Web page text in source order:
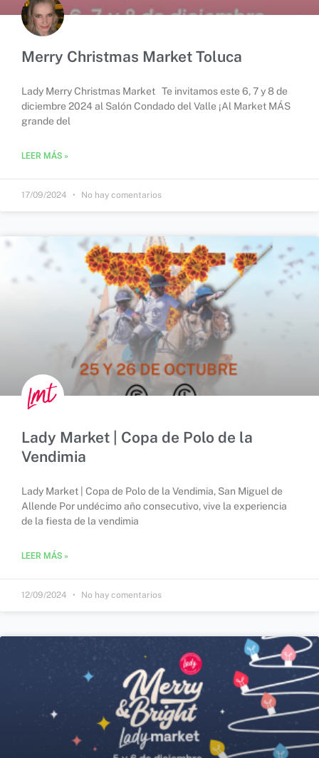
Merry Christmas Market Toluca
Lady Merry Christmas Market Te invitamos este 6, 7 y 8 de
diciembre 2024 al Salón Condado del Valle ¡Al Market MÁS
grande del
LEER MÁS »
17/09/2024 No hay comentarios
Lady Market | Copa de Polo de la
Vendimia
Lady Market | Copa de Polo de la Vendimia, San Miguel de
Allende Por undécimo año consecutivo, vive la experiencia
de la fiesta de la vendimia
LEER MÁS »
12/09/2024 No hay comentarios